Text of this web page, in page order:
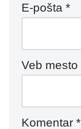
E-pošta *
Veb mesto
Komentar *